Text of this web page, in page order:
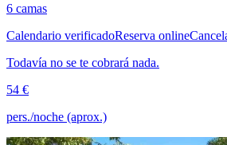
6 camas
Calendario verificadoReserva online
Todavía no se te cobrará nada.
54 €
pers./noche (aprox.)